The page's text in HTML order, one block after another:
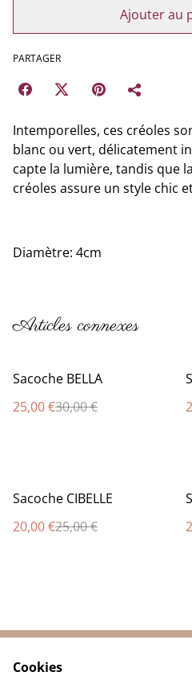
Ajouter au
PARTAGER
Intemporelles, ces créoles
blanc ou vert, délicatement
capte la lumière, tandis que
créoles assure un style chic
Diamètre: 4cm
Articles connexes
%
Sacoche BELLA
25,00 €30,00 €
%
Sacoche CIBELLE
20,00 €25,00 €
Cookies